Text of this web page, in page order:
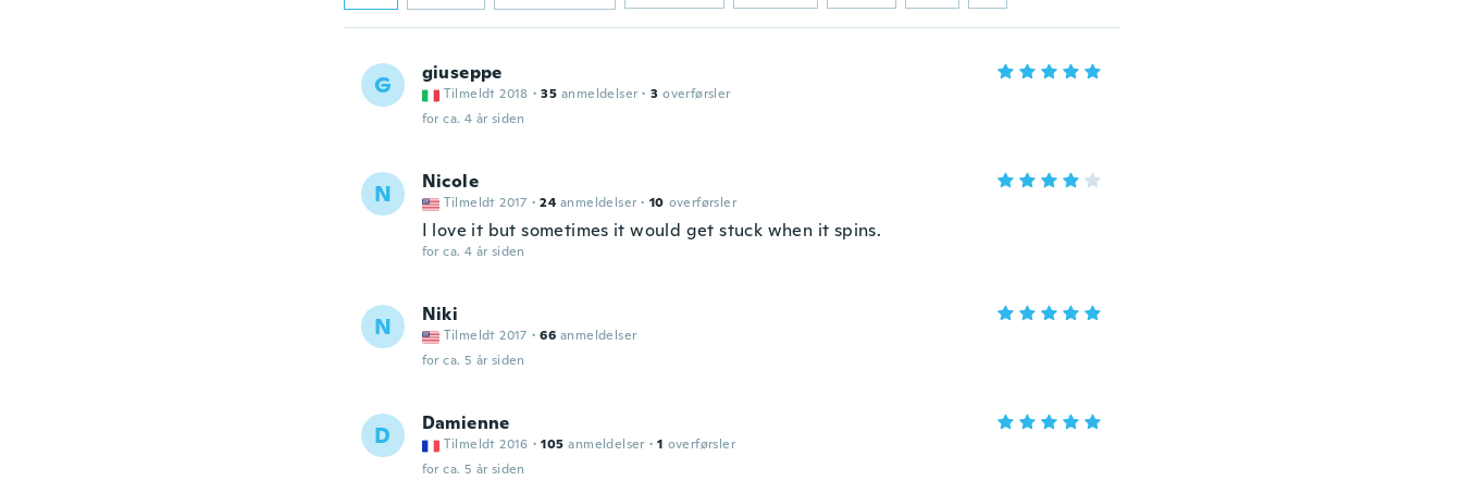
G giuseppe
Tilmeldt 2018 · 35 anmeldelser · 3 overførsler
for ca. 4 år siden
N Nicole
Tilmeldt 2017 · 24 anmeldelser · 10 overførsler
I love it but sometimes it would get stuck when it spins.
for ca. 4 år siden
N Niki
Tilmeldt 2017 · 66 anmeldelser
for ca. 5 år siden
D Damienne
Tilmeldt 2016 · 105 anmeldelser · 1 overførsler
for ca. 5 år siden